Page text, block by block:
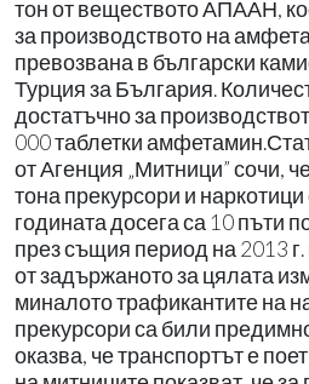
тон от веществото АПААН,
за производството на
превозвана в български
Турция за България.
достатъчно за
000 таблетки
от Агенция „Митници” сочи,
тона прекурсори и
годината досега са 10 пъти
през същия период на 2013
от задържаното за цялата
миналото трафикантите на
прекурсори са били
оказва, че транспортът е